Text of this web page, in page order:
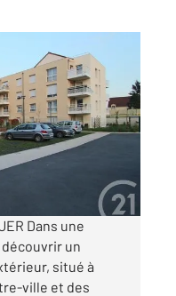
Dans une
un
situé à
ville et des